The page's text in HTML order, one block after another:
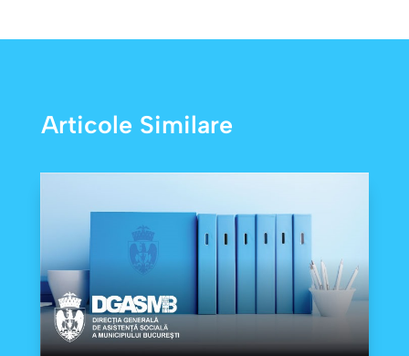
Articole Similare